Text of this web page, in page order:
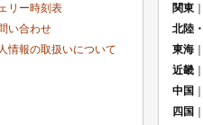
リー時刻表
い合わせ
情報の取扱いについて
関東
北陸
東海
近畿
中国
四国